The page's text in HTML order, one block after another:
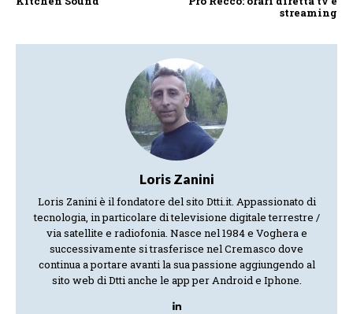
streaming
Loris Zanini
Loris Zanini è il fondatore del sito Dtti.it. Appassionato di
tecnologia, in particolare di televisione digitale terrestre /
via satellite e radiofonia. Nasce nel 1984 e Voghera e
successivamente si trasferisce nel Cremasco dove
continua a portare avanti la sua passione aggiungendo al
sito web di Dtti anche le app per Android e Iphone.